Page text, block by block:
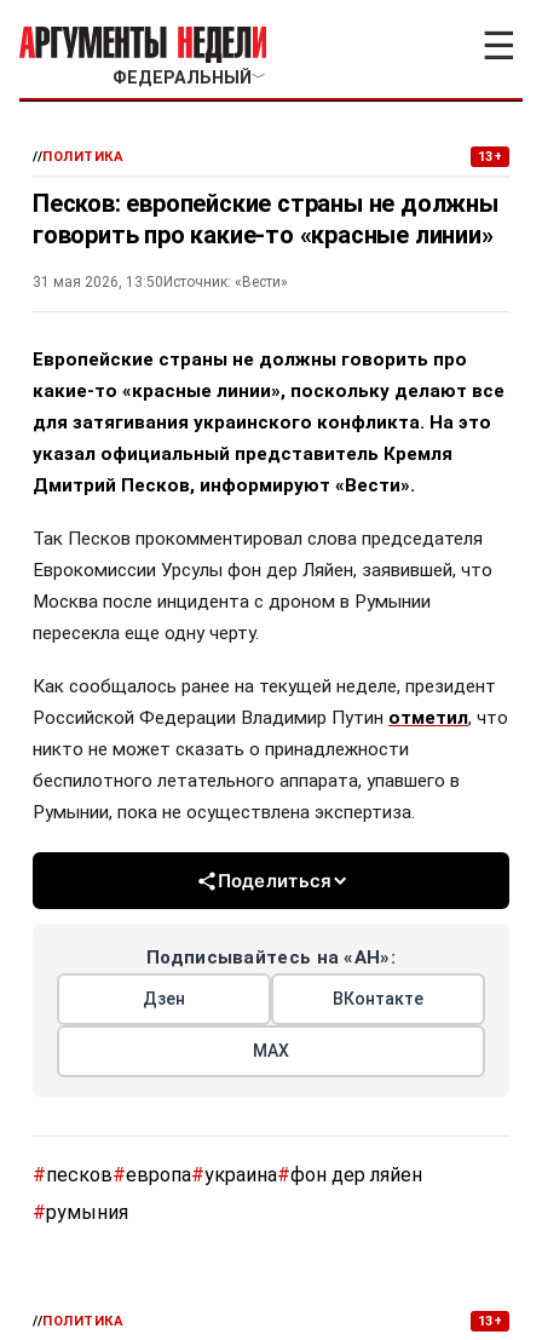
ФЕДЕРАЛЬНЫЙ ﹀
☰
//ПОЛИТИКА 13+
Песков: европейские страны не должны
говорить про какие-то «красные линии»
31 мая 2026, 13:50 Источник: «Вести»
Европейские страны не должны говорить про
какие-то «красные линии», поскольку делают все
для затягивания украинского конфликта. На это
указал официальный представитель Кремля
Дмитрий Песков, информируют «Вести».
Так Песков прокомментировал слова председателя
Еврокомиссии Урсулы фон дер Ляйен, заявившей, что
Москва после инцидента с дроном в Румынии
пересекла еще одну черту.
Как сообщалось ранее на текущей неделе, президент
Российской Федерации Владимир Путин отметил, что
никто не может сказать о принадлежности
беспилотного летательного аппарата, упавшего в
Румынии, пока не осуществлена экспертиза.
Поделиться
Подписывайтесь на «АН»:
Дзен ВКонтакте
МАХ
#песков#европа#украина#фон дер ляйен
#румыния
//ПОЛИТИКА 13+